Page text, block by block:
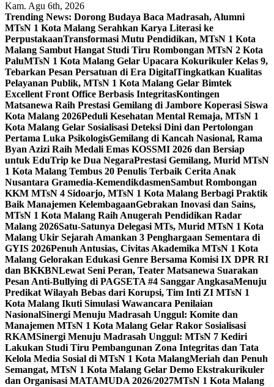
Kam. Agu 6th, 2026
Trending News: Dorong Budaya Baca Madrasah, Alumni
MTsN 1 Kota Malang Serahkan Karya Literasi ke
PerpustakaanTransformasi Mutu Pendidikan, MTsN 1 Kota
Malang Sambut Hangat Studi Tiru Rombongan MTsN 2 Kota
PaluMTsN 1 Kota Malang Gelar Upacara Kokurikuler Kelas 9,
Tebarkan Pesan Persatuan di Era DigitalTingkatkan Kualitas
Pelayanan Publik, MTsN 1 Kota Malang Gelar Bimtek
Excellent Front Office Berbasis IntegritasKontingen
Matsanewa Raih Prestasi Gemilang di Jambore Koperasi Siswa
Kota Malang 2026Peduli Kesehatan Mental Remaja, MTsN 1
Kota Malang Gelar Sosialisasi Deteksi Dini dan Pertolongan
Pertama Luka PsikologisGemilang di Kancah Nasional, Rama
Byan Azizi Raih Medali Emas KOSSMI 2026 dan Bersiap
untuk EduTrip ke Dua NegaraPrestasi Gemilang, Murid MTsN
1 Kota Malang Tembus 20 Penulis Terbaik Cerita Anak
Nusantara Gramedia-KemendikdasmenSambut Rombongan
KKM MTsN 4 Sidoarjo, MTsN 1 Kota Malang Berbagi Praktik
Baik Manajemen KelembagaanGebrakan Inovasi dan Sains,
MTsN 1 Kota Malang Raih Anugerah Pendidikan Radar
Malang 2026Satu-Satunya Delegasi MTs, Murid MTsN 1 Kota
Malang Ukir Sejarah Amankan 3 Penghargaan Sementara di
GYIS 2026Penuh Antusias, Civitas Akademika MTsN 1 Kota
Malang Gelorakan Edukasi Genre Bersama Komisi IX DPR RI
dan BKKBNLewat Seni Peran, Teater Matsanewa Suarakan
Pesan Anti-Bullying di PAGSETA #4 Sanggar AngkasaMenuju
Predikat Wilayah Bebas dari Korupsi, Tim Inti ZI MTsN 1
Kota Malang Ikuti Simulasi Wawancara Penilaian
NasionalSinergi Menuju Madrasah Unggul: Komite dan
Manajemen MTsN 1 Kota Malang Gelar Rakor Sosialisasi
RKAMSinergi Menuju Madrasah Unggul: MTsN 7 Kediri
Lakukan Studi Tiru Pembangunan Zona Integritas dan Tata
Kelola Media Sosial di MTsN 1 Kota MalangMeriah dan Penuh
Semangat, MTsN 1 Kota Malang Gelar Demo Ekstrakurikuler
dan Organisasi MATAMUDA 2026/2027MTsN 1 Kota Malang